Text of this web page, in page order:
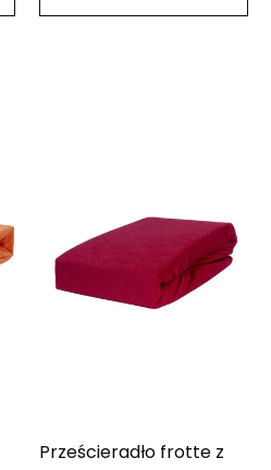
Prześcieradło frotte z